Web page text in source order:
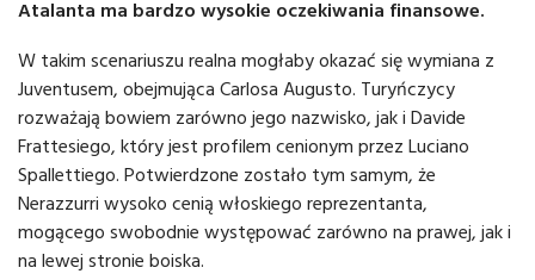
Atalanta ma bardzo wysokie oczekiwania finansowe.
W takim scenariuszu realna mogłaby okazać się wymiana z
Juventusem, obejmująca Carlosa Augusto. Turyńczycy
rozważają bowiem zarówno jego nazwisko, jak i Davide
Frattesiego, który jest profilem cenionym przez Luciano
Spallettiego. Potwierdzone zostało tym samym, że
Nerazzurri wysoko cenią włoskiego reprezentanta,
mogącego swobodnie występować zarówno na prawej, jak i
na lewej stronie boiska.